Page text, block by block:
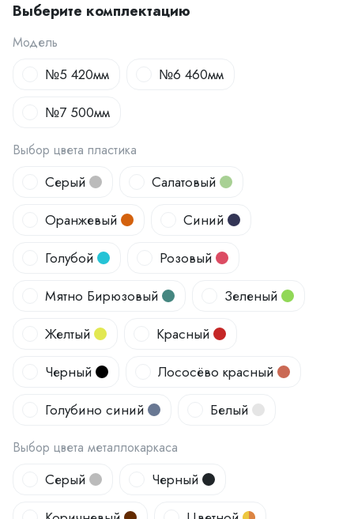
Выберите комплектацию
Модель
№5 420мм
№6 460мм
№7 500мм
Выбор цвета пластика
Серый
Салатовый
Оранжевый
Синий
Голубой
Розовый
Мятно Бирюзовый
Зеленый
Желтый
Красный
Черный
Лососёво красный
Голубино синий
Белый
Выбор цвета металлокаркаса
Серый
Черный